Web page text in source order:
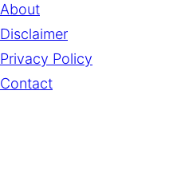
About
Disclaimer
Privacy Policy
Contact